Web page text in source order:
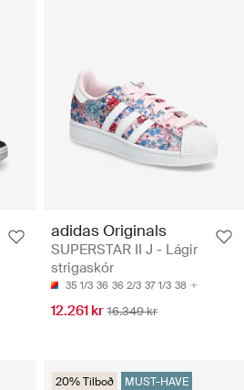
adidas Originals
SUPERSTAR II J - Lágir
strigaskór
35 1/3 36 36 2/3 37 1/3 38
12.261 kr 16.349 kr
20% Tilboð MUST-HAVE